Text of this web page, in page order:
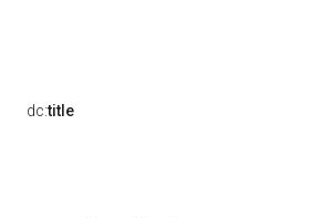
dc:title